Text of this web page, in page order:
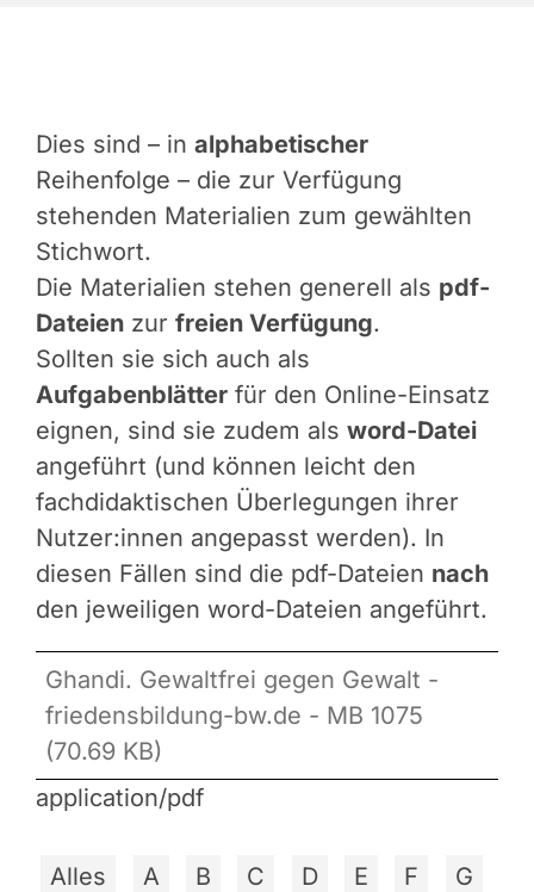
Dies sind – in alphabetischer
Reihenfolge – die zur Verfügung
stehenden Materialien zum gewählten
Stichwort.
Die Materialien stehen generell als pdf-
Dateien zur freien Verfügung.
Sollten sie sich auch als
Aufgabenblätter für den Online-Einsatz
eignen, sind sie zudem als word-Datei
angeführt (und können leicht den
fachdidaktischen Überlegungen ihrer
Nutzer:innen angepasst werden). In
diesen Fällen sind die pdf-Dateien nach
den jeweiligen word-Dateien angeführt.
Ghandi. Gewaltfrei gegen Gewalt -
friedensbildung-bw.de - MB 1075
(70.69 KB)
application/pdf
Alles A B C D E F
G